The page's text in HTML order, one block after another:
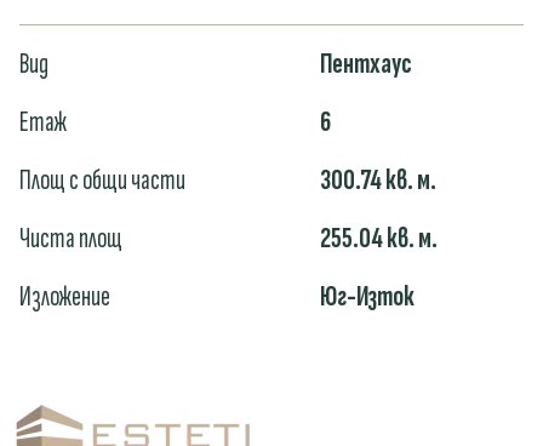
Вид
Пентхаус
Етаж
6
Площ с общи части
300.74кв. м.
Чиста площ
255.04кв. м.
Изложение
Юг-Изток